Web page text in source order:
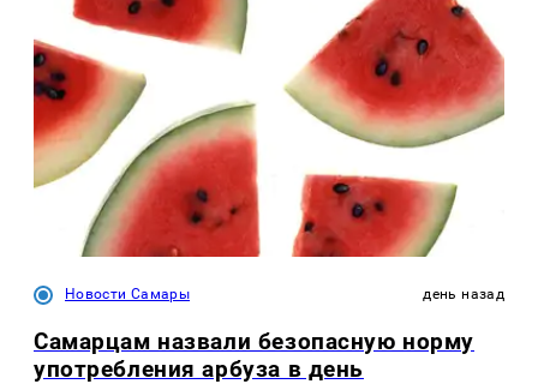
Новости Самары день назад
Самарцам назвали безопасную норму
употребления арбуза в день